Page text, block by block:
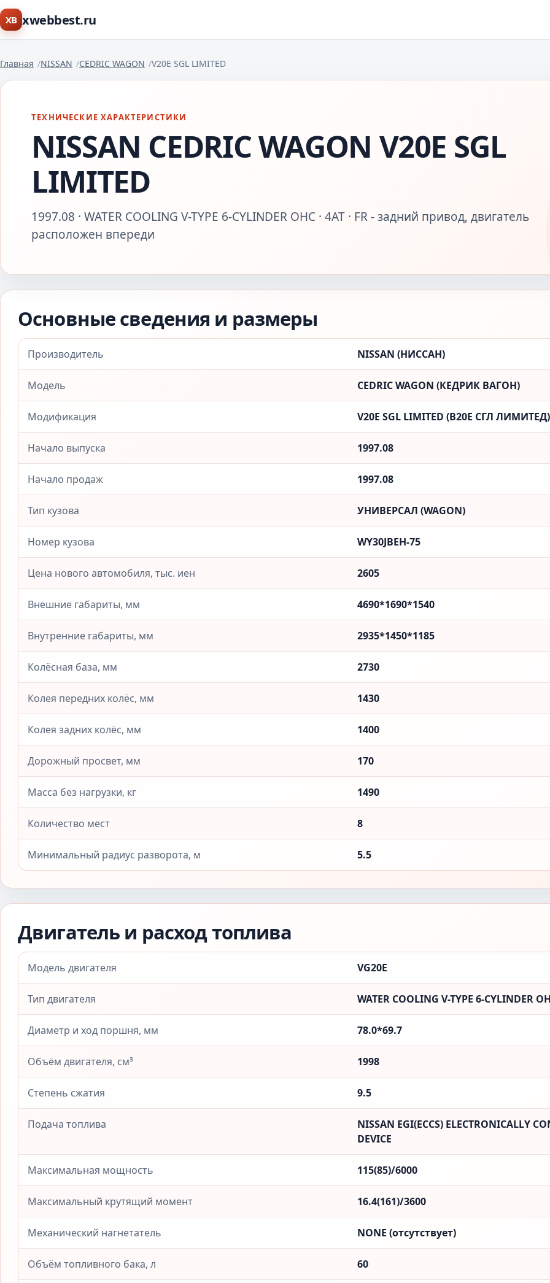
XB xwebbest.ru
Главная NISSAN CEDRIC WAGON V20E SGL LIMITED
ТЕХНИЧЕСКИЕ ХАРАКТЕРИСТИКИ
NISSAN CEDRIC WAGON V20E SGL
LIMITED
1997.08 · WATER COOLING V-TYPE 6-CYLINDER OHC · 4AT · FR - задний привод, двигатель
расположен впереди
Основные сведения и размеры
Производитель NISSAN (НИССАН)
Модель CEDRIC WAGON (КЕДРИК ВАГОН)
Модификация V20E SGL LIMITED (В20Е СГЛ ЛИМИТЕД)
Начало выпуска 1997.08
Начало продаж 1997.08
Тип кузова УНИВЕРСАЛ (WAGON)
Номер кузова WY30JBEH-75
Цена нового автомобиля, тыс. иен 2605
Внешние габариты, мм 4690*1690*1540
Внутренние габариты, мм 2935*1450*1185
Колёсная база, мм 2730
Колея передних колёс, мм 1430
Колея задних колёс, мм 1400
Дорожный просвет, мм 170
Масса без нагрузки, кг 1490
Количество мест 8
Минимальный радиус разворота, м 5.5
Двигатель и расход топлива
Модель двигателя VG20E
Тип двигателя WATER COOLING V-TYPE 6-CYLINDER
Диаметр и ход поршня, мм 78.0*69.7
Объём двигателя, см³ 1998
Степень сжатия 9.5
Подача топлива
NISSAN EGI(ECCS) ELECTRONICALLY
DEVICE
Максимальная мощность 115(85)/6000
Максимальный крутящий момент 16.4(161)/3600
Механический нагнетатель NONE (отсутствует)
Объём топливного бака, л 60